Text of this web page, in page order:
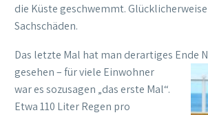
die Küste geschwemmt.
Sachschäden.
Das letzte Mal hat man derartiges Ende
gesehen – für viele Einwohner
war es sozusagen „das erste Mal“.
Etwa 110 Liter Regen pro